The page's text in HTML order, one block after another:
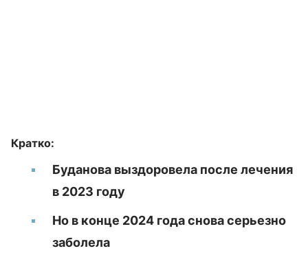
Кратко:
Буданова выздоровела после лечения
в 2023 году
Но в конце 2024 года снова серьезно
заболела